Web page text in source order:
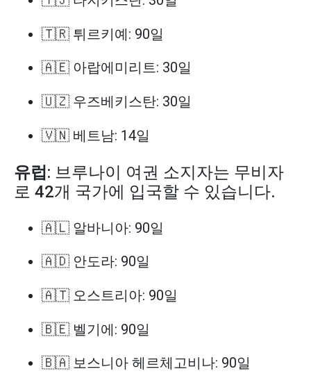
🇹🇷 튀르키예: 90일
🇦🇪 아랍에미리트: 30일
🇺🇿 우즈베키스탄: 30일
🇻🇳 베트남: 14일
유럽 : 브루나이 여권 소지자는 무비자
로 42개 국가에 입국할 수 있습니다.
🇦🇱 알바니아: 90일
🇦🇩 안도라: 90일
🇦🇹 오스트리아: 90일
🇧🇪 벨기에: 90일
🇧🇦 보스니아 헤르체고비나: 90일